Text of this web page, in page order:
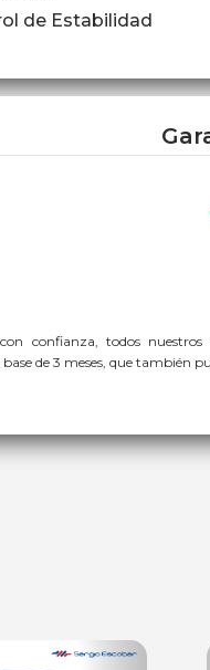
de Estabilidad
confianza, todos
de 3 meses, que también